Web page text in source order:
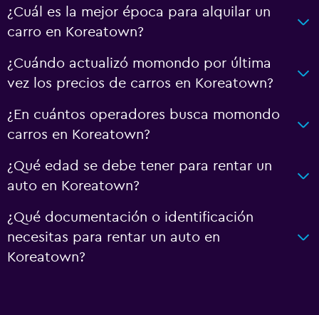
¿Cuál es la mejor época para alquilar un
carro en Koreatown?
¿Cuándo actualizó momondo por última
vez los precios de carros en Koreatown?
¿En cuántos operadores busca momondo
carros en Koreatown?
¿Qué edad se debe tener para rentar un
auto en Koreatown?
¿Qué documentación o identificación
necesitas para rentar un auto en
Koreatown?